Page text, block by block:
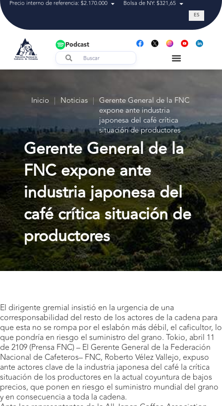
Precio interno de referencia: $2.170.000 Bolsa de NY: $321,65 Tasa de
ES
Podcast
Inicio | Noticias | Gerente General de la FNC
expone ante industria
japonesa del café crítica
situación de productores
Gerente General de la
FNC expone ante
industria japonesa del
café crítica situación de
productores
El dirigente gremial insistió en la urgencia de una
corresponsabilidad del resto de los actores de la cadena para
que esta no se rompa por el eslabón más débil, el caficultor, lo
que pondría en riesgo el suministro del grano. Tokio, abril 11
de 2109 (Prensa FNC) – El Gerente General de la Federación
Nacional de Cafeteros– FNC, Roberto Vélez Vallejo, expuso
ante actores clave de la industria japonesa del café la crítica
situación de los productores en la actual coyuntura de bajos
precios, que ponen en riesgo el suministro mundial del grano
y en consecuencia a toda la cadena.